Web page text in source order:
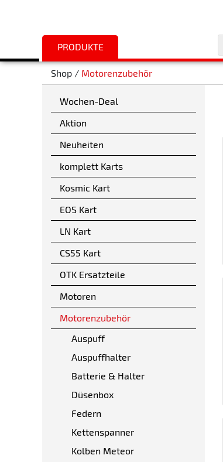
PRODUKTE
Shop / Motorenzubehör
Wochen-Deal
Aktion
Neuheiten
komplett Karts
Kosmic Kart
EOS Kart
LN Kart
CS55 Kart
OTK Ersatzteile
Motoren
Motorenzubehör
Auspuff
Auspuffhalter
Batterie & Halter
Düsenbox
Federn
Kettenspanner
Kolben Meteor